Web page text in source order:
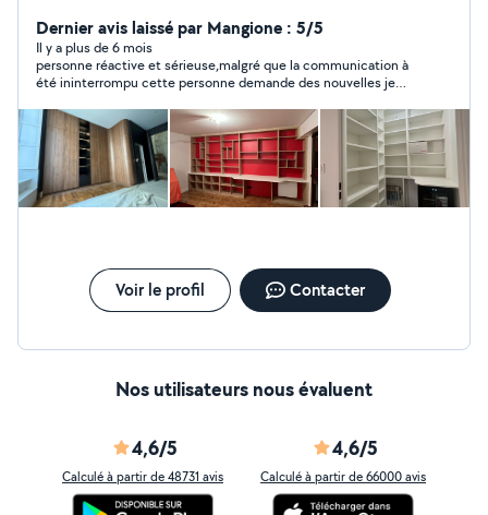
PROFESSIONNEL et passionnée avant tous. Réalisation
de prestations de menuiserie : - Menuiserie int/ext -
Parquet quelconque - Agencement sur mesure - Pose
de cuisine/dressing/bibliothèque
Dernier avis laissé par Mangione : 5/5
Il y a plus de 6 mois
personne réactive et sérieuse,malgré que la communication à
été ininterrompu cette personne demande des nouvelles je
Voir le profil Contacter
Nos utilisateurs nous évaluent
4,6/5
Calculé à partir de 48731 avis
4,6/5
Calculé à partir de 66000 avis